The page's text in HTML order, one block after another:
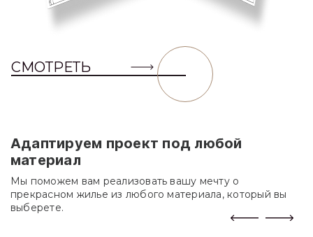
СМОТРЕТЬ
Адаптируем проект под любой
материал
Мы поможем вам реализовать вашу мечту о
прекрасном жилье из любого материала, который вы
выберете.